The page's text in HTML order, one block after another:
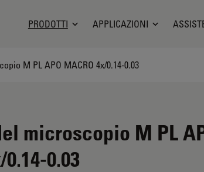
Logo
PRODOTTI APPLICAZIONI
M PL APO MACRO 4x/0.14-0.03
microscopio M PL
0.03